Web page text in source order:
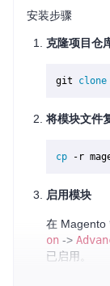
安装步骤
克隆项目仓
git clone
将模块文件
cp
启用模块
在 Magento
on ->
已启用。